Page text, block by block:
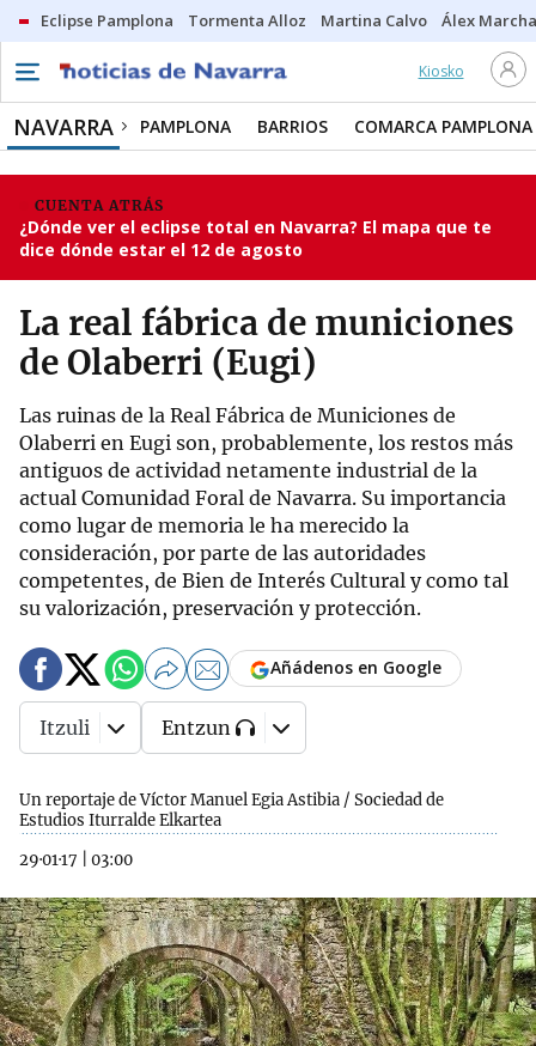
Eclipse Pamplona Tormenta Alloz Martina Calvo Álex
Kiosko
NAVARRA PAMPLONA BARRIOS COMARCA PAMPLONA
CUENTA ATRÁS
¿Dónde ver el eclipse total en Navarra? El mapa que te
dice dónde estar el 12 de agosto
La real fábrica de municiones
de Olaberri (Eugi)
Las ruinas de la Real Fábrica de Municiones de
Olaberri en Eugi son, probablemente, los restos más
antiguos de actividad netamente industrial de la
actual Comunidad Foral de Navarra. Su importancia
como lugar de memoria le ha merecido la
consideración, por parte de las autoridades
competentes, de Bien de Interés Cultural y como tal
su valorización, preservación y protección.
Un reportaje de Víctor Manuel Egia Astibia / Sociedad de
Estudios Iturralde Elkartea
29·01·17
03:00
Añádenos en Google
Itzuli Entzun